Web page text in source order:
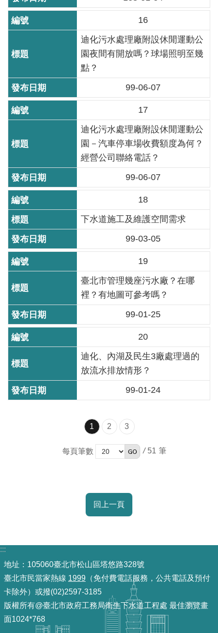
意
見
信
16
迪化污水處理廠附設休閒運動公
園夜間有開放嗎？球場照明至幾
點？
99-06-07
17
迪化污水處理廠附設休閒運動公
園－汽車停車場收費額度為何？
經營公司聯絡電話？
99-06-07
18
下水道施工及維護空間需求
99-03-05
19
臺北市管理幾座污水廠？在哪
裡？有地圖可參考嗎？
99-01-25
20
迪化、內湖及民生3廠處理過的
放流水排放情形？
99-01-24
1 2 3
每頁筆數 / 51
回上一頁
:::
地址：105060臺北市松山區塔悠路328號
臺北市民當家熱線 1999 （免付費電話服務，公共電話及預付
卡除外）或撥(02)2597-3185
版權所有@臺北市政府工務局衛生下水道工程處 最佳瀏覽畫
面1024*768